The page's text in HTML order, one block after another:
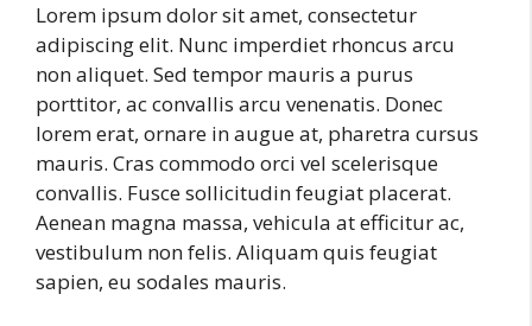
Lorem ipsum dolor sit amet, consectetur
adipiscing elit. Nunc imperdiet rhoncus arcu
non aliquet. Sed tempor mauris a purus
porttitor, ac convallis arcu venenatis. Donec
lorem erat, ornare in augue at, pharetra cursus
mauris. Cras commodo orci vel scelerisque
convallis. Fusce sollicitudin feugiat placerat.
Aenean magna massa, vehicula at efficitur ac,
vestibulum non felis. Aliquam quis feugiat
sapien, eu sodales mauris.